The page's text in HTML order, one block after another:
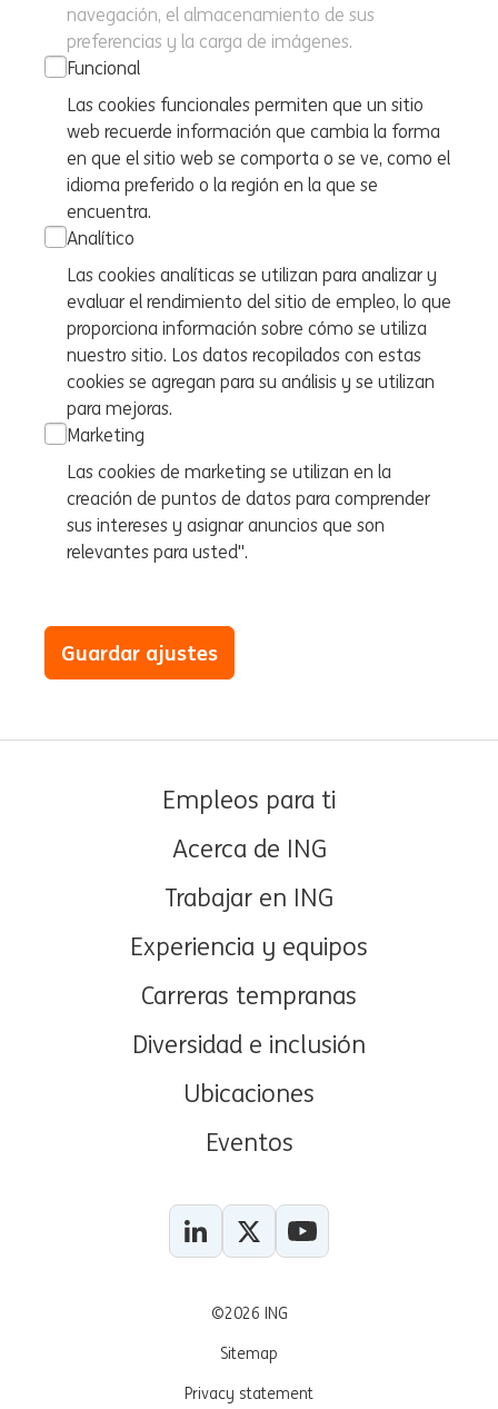
navegación, el almacenamiento de sus
preferencias y la carga de imágenes.
Funcional
Las cookies funcionales permiten que un sitio
web recuerde información que cambia la forma
en que el sitio web se comporta o se ve, como el
idioma preferido o la región en la que se
encuentra.
Analítico
Las cookies analíticas se utilizan para analizar y
evaluar el rendimiento del sitio de empleo, lo que
proporciona información sobre cómo se utiliza
nuestro sitio. Los datos recopilados con estas
cookies se agregan para su análisis y se utilizan
para mejoras.
Marketing
Las cookies de marketing se utilizan en la
creación de puntos de datos para comprender
sus intereses y asignar anuncios que son
relevantes para usted".
Guardar ajustes
Empleos para ti
Acerca de ING
Trabajar en ING
Experiencia y equipos
Carreras tempranas
Diversidad e inclusión
Ubicaciones
Eventos
LinkedIn
X YouTube
©2026 ING
Sitemap
Privacy statement